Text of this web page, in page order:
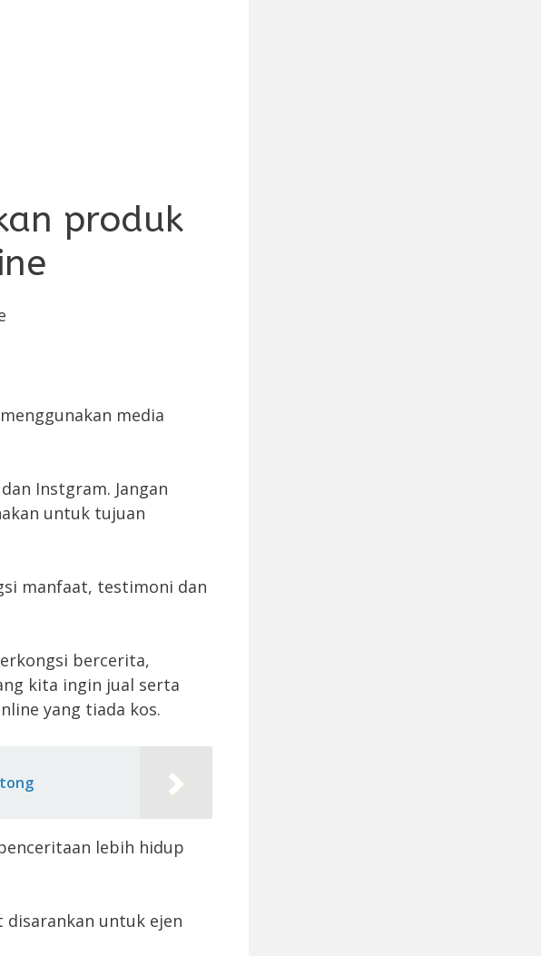
produk
media
Instgram. Jangan
untuk tujuan
manfaat, testimoni dan
bercerita,
kita ingin jual serta
yang tiada kos.
lebih hidup
untuk ejen